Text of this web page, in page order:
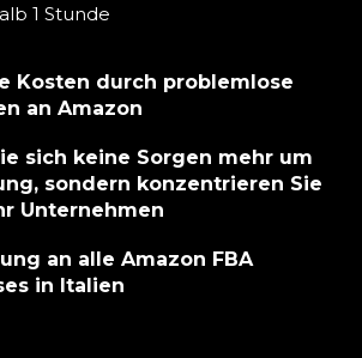
1 Stunde
Kosten durch problemlose
an Amazon
sich keine Sorgen mehr um
sondern konzentrieren Sie
Unternehmen
an alle Amazon FBA
in Italien